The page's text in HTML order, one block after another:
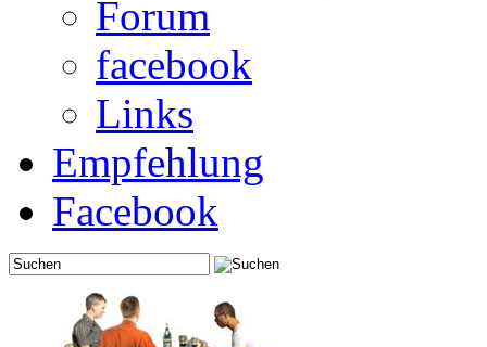
Forum
facebook
Links
Empfehlung
Facebook